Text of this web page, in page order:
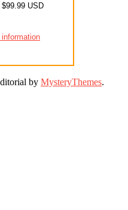
USD
information
by MysteryThemes.